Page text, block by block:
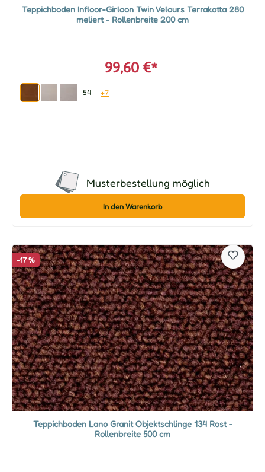
Teppichboden Infloor-Girloon Twin Velours Terrakotta 280
meliert - Rollenbreite 200 cm
99,60 €*
54 +7
Musterbestellung möglich
In den Warenkorb
-17 %
Teppichboden Lano Granit Objektschlinge 134 Rost -
Rollenbreite 500 cm